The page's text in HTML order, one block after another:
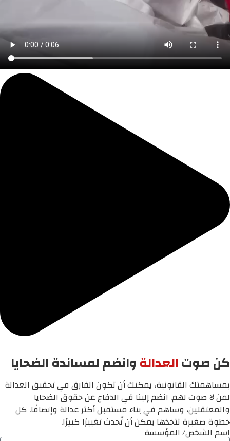
كن صوتالعدالةوانضم لمساندة الضحايا
بمساهمتك القانونية، يمكنك أن تكون الفارق في تحقيق العدالة
لمن لا صوت لهم. انضم إلينا في الدفاع عن حقوق الضحايا
والمعتقلين، وساهم في بناء مستقبل أكثر عدالة وإنصافًا. كل
خطوة صغيرة تتخذها يمكن أن تُحدث تغييرًا كبيرًا.
اسم الشخص/ المؤسسة